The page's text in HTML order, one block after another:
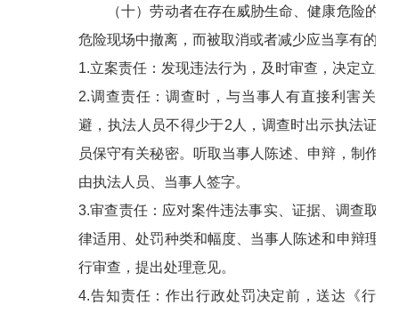
（十）劳动者在存在威胁生命、健康危险的情
危险现场中撤离，而被取消或者减少应当享有的待
1.立案责任：发现违法行为，及时审查，决定立案
2.调查责任：调查时，与当事人有直接利害关系
避，执法人员不得少于2人，调查时出示执法证件
员保守有关秘密。听取当事人陈述、申辩，制作调
由执法人员、当事人签字。
3.审查责任：应对案件违法事实、证据、调查取证
律适用、处罚种类和幅度、当事人陈述和申辩理由
行审查，提出处理意见。
4.告知责任：作出行政处罚决定前，送达《行政